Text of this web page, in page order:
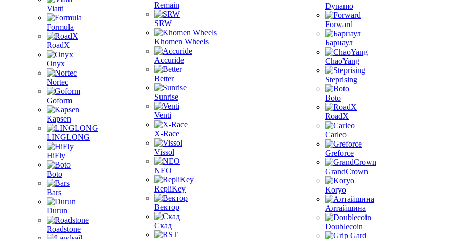
Viatti
Formula
RoadX
Onyx
Nortec
Goform
Kapsen
LINGLONG
HiFly
Boto
Bars
Durun
Roadstone
Remain
SRW
Khomen Wheels
Accuride
Better
Sunrise
Venti
X-Race
Vissol
NEO
RepliKey
Вектор
Скад
Dynamo
Forward
Барнаул
ChaoYang
Steprising
Boto
RoadX
Carleo
Greforce
GrandCrown
Koryo
Алтайшина
Doublecoin